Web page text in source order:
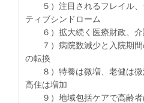
５）注目されるフレイル、
ティブシンドローム
６）拡大続く医療財政、介
７）病院数減少と入院期間
の転換
８）特養は微増、老健は微
高住は増加
９）地域包括ケアで高齢者